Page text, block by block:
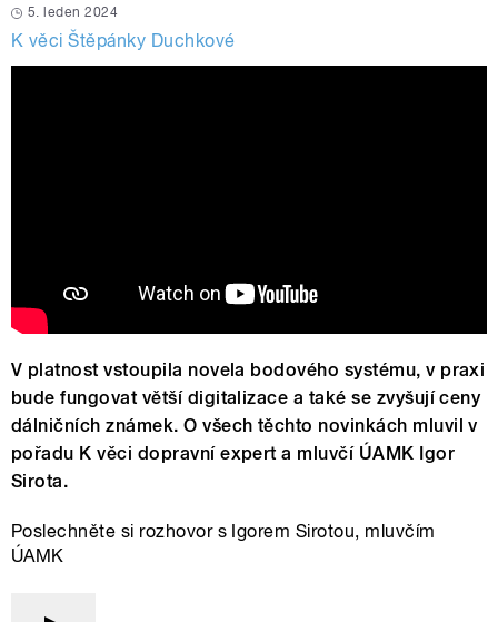
5. leden 2024
K věci Štěpánky Duchkové
V platnost vstoupila novela bodového systému, v praxi
bude fungovat větší digitalizace a také se zvyšují ceny
dálničních známek. O všech těchto novinkách mluvil v
pořadu K věci dopravní expert a mluvčí ÚAMK Igor
Sirota.
Poslechněte si rozhovor s Igorem Sirotou, mluvčím
ÚAMK